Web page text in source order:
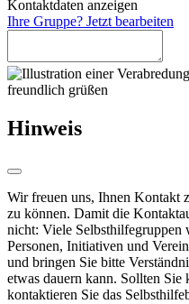
Kontaktdaten anzeigen
Ihre Gruppe? Jetzt bearbeiten
Hinweis
Wir freuen uns, Ihnen Kontakt
zu können. Damit die
nicht: Viele
Personen, Initiativen und
und bringen Sie bitte
etwas dauern kann. Sollten
kontaktieren Sie das